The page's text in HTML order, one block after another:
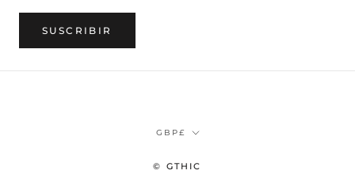
SUSCRIBIR
Divisa
GBP£
© GTHIC